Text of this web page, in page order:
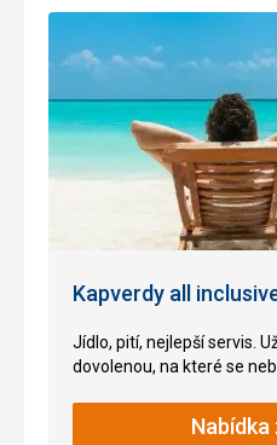
Kapverdy all
Jídlo, pití, nejlepší servis.
dovolenou, na které se
Nabídka